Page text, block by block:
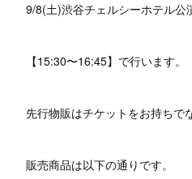
9/8(土)渋谷チェルシーホテル公
【15:30〜16:45】で行います。
先行物販はチケットをお持ちで
販売商品は以下の通りです。